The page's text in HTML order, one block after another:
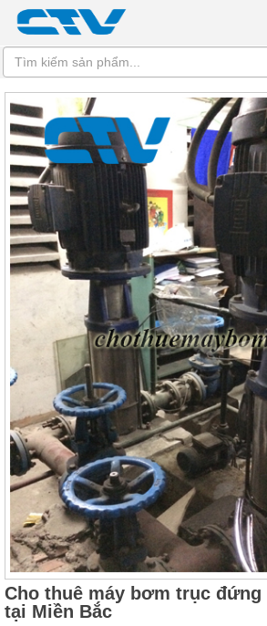
Cho thuê máy bơm trục đứng
tại Miền Bắc